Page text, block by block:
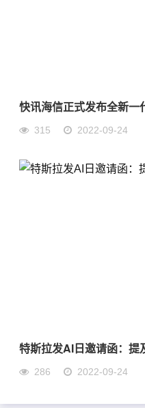
快讯海信正式发布全新
315 2022-09-24
特斯拉发AI日邀请函：
286 2022-09-24